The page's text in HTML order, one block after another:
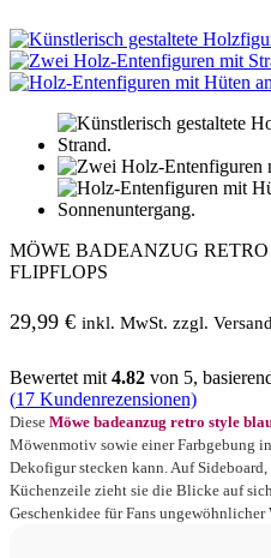
MÖWE BADEANZUG
FLIPFLOPS
29,99 € inkl. MwSt. zzgl. Versand
Bewertet mit 4.82 von 5,
(17 Kundenrezensionen)
Diese Möwe badeanzug retro style
Möwenmotiv sowie einer Farbgebung
Dekofigur stecken kann. Auf
Küchenzeile zieht sie die Blicke auf
Geschenkidee für Fans ungewöhnlicher